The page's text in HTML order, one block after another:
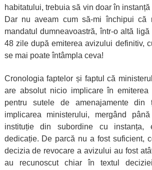
habitatului, trebuia să vin doar în
Dar nu aveam cum să-mi închipui că
mandatul dumneavoastră, într-o altă
48 zile după emiterea avizului definitiv,
se mai poate întâmpla ceva!
Cronologia faptelor și faptul că
are absolut nicio implicare în
pentru sutele de amenajamente din
implicarea ministerului, mergând
instituție din subordine cu
dedicație. De parcă nu a fost suficient,
decizia de revocare a avizului au fost
au recunoscut chiar în textul